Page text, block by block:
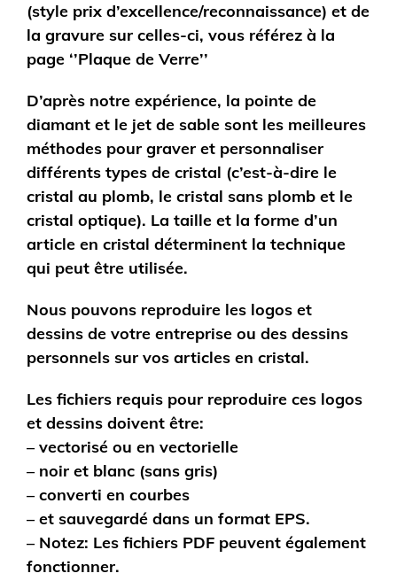
(style prix d’excellence/reconnaissance) et de
la gravure sur celles-ci, vous référez à la
page ‘’Plaque de Verre’’
D’après notre expérience, la pointe de
diamant et le jet de sable sont les meilleures
méthodes pour graver et personnaliser
différents types de cristal (c’est-à-dire le
cristal au plomb, le cristal sans plomb et le
cristal optique). La taille et la forme d’un
article en cristal déterminent la technique
qui peut être utilisée.
Nous pouvons reproduire les logos et
dessins de votre entreprise ou des dessins
personnels sur vos articles en cristal.
Les fichiers requis pour reproduire ces logos
et dessins doivent être:
– vectorisé ou en vectorielle
– noir et blanc (sans gris)
– converti en courbes
– et sauvegardé dans un format EPS.
– Notez: Les fichiers PDF peuvent également
fonctionner.